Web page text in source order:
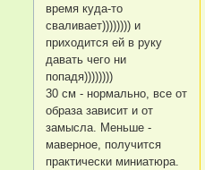
время куда-то
сваливает)))))))) и
приходится ей в руку
давать чего ни
попадя))))))))
30 см - нормально, все от
образа зависит и от
замысла. Меньше -
маверное, получится
практически миниатюра.